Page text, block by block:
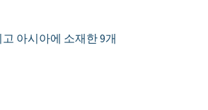
아시아에 소재한 9개